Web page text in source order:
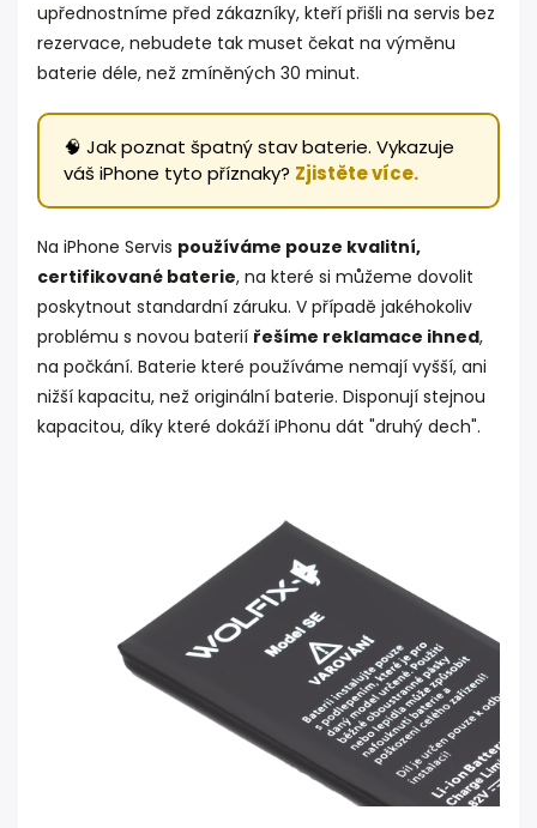
upřednostníme před zákazníky, kteří přišli na servis bez
rezervace, nebudete tak muset čekat na výměnu
baterie déle, než zmíněných 30 minut.
🧠 Jak poznat špatný stav baterie. Vykazuje
váš iPhone tyto příznaky? Zjistěte více.
Na iPhone Servis používáme pouze kvalitní,
certifikované baterie, na které si můžeme dovolit
poskytnout standardní záruku. V případě jakéhokoliv
problému s novou baterií řešíme reklamace ihned,
na počkání. Baterie které používáme nemají vyšší, ani
nižší kapacitu, než originální baterie. Disponují stejnou
kapacitou, díky které dokáží iPhonu dát "druhý dech".